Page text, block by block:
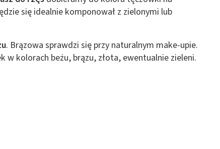
się idealnie komponował z zielonymi lub
. Brązowa sprawdzi się przy naturalnym make-upie.
w kolorach beżu, brązu, złota, ewentualnie zieleni.